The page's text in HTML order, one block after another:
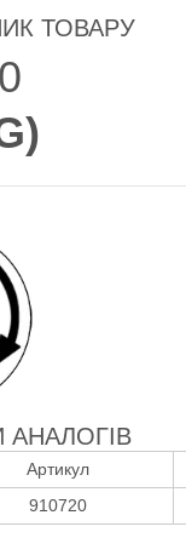
ТОВАРУ
)
Артикул
910720